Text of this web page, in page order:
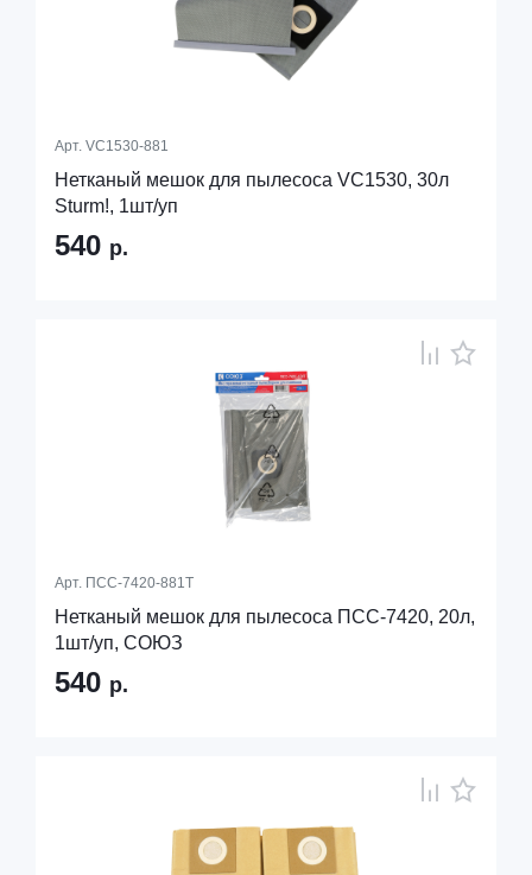
Арт. VC1530-881
Нетканый мешок для пылесоса VC1530, 30л
Sturm!, 1шт/уп
540 р.
Арт. ПСС-7420-881Т
Нетканый мешок для пылесоса ПСС-7420, 20л,
1шт/уп, СОЮЗ
540 р.